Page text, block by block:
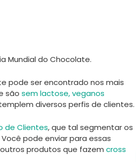
Mundial do Chocolate.
pode ser encontrado nos mais
são sem lactose, veganos
diversos perfis de clientes.
de Clientes, que tal segmentar os
pode enviar para essas
produtos que fazem cross